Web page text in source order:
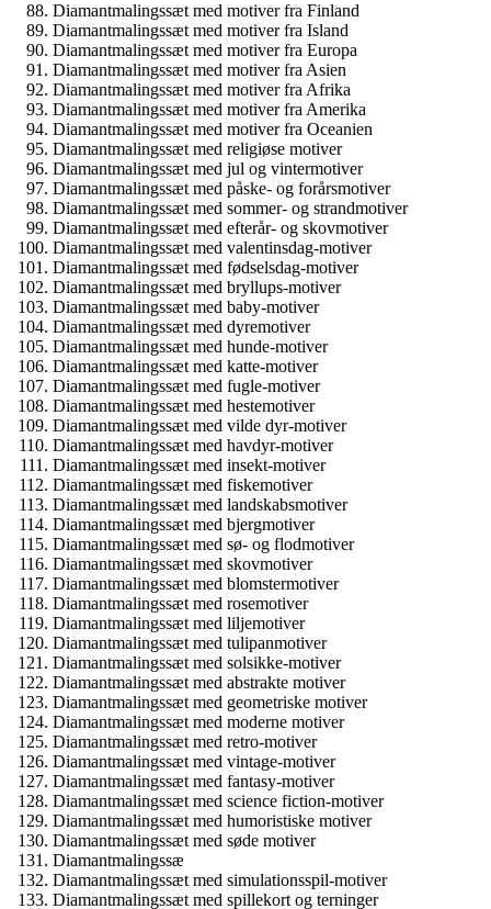
Diamantmalingssæt med motiver fra Finland
Diamantmalingssæt med motiver fra Island
Diamantmalingssæt med motiver fra Europa
Diamantmalingssæt med motiver fra Asien
Diamantmalingssæt med motiver fra Afrika
Diamantmalingssæt med motiver fra Amerika
Diamantmalingssæt med motiver fra Oceanien
Diamantmalingssæt med religiøse motiver
Diamantmalingssæt med jul og vintermotiver
Diamantmalingssæt med påske- og forårsmotiver
Diamantmalingssæt med sommer- og strandmotiver
Diamantmalingssæt med efterår- og skovmotiver
Diamantmalingssæt med valentinsdag-motiver
Diamantmalingssæt med fødselsdag-motiver
Diamantmalingssæt med bryllups-motiver
Diamantmalingssæt med baby-motiver
Diamantmalingssæt med dyremotiver
Diamantmalingssæt med hunde-motiver
Diamantmalingssæt med katte-motiver
Diamantmalingssæt med fugle-motiver
Diamantmalingssæt med hestemotiver
Diamantmalingssæt med vilde dyr-motiver
Diamantmalingssæt med havdyr-motiver
Diamantmalingssæt med insekt-motiver
Diamantmalingssæt med fiskemotiver
Diamantmalingssæt med landskabsmotiver
Diamantmalingssæt med bjergmotiver
Diamantmalingssæt med sø- og flodmotiver
Diamantmalingssæt med skovmotiver
Diamantmalingssæt med blomstermotiver
Diamantmalingssæt med rosemotiver
Diamantmalingssæt med liljemotiver
Diamantmalingssæt med tulipanmotiver
Diamantmalingssæt med solsikke-motiver
Diamantmalingssæt med abstrakte motiver
Diamantmalingssæt med geometriske motiver
Diamantmalingssæt med moderne motiver
Diamantmalingssæt med retro-motiver
Diamantmalingssæt med vintage-motiver
Diamantmalingssæt med fantasy-motiver
Diamantmalingssæt med science fiction-motiver
Diamantmalingssæt med humoristiske motiver
Diamantmalingssæt med søde motiver
Diamantmalingssæ
Diamantmalingssæt med simulationsspil-motiver
Diamantmalingssæt med spillekort og terninger